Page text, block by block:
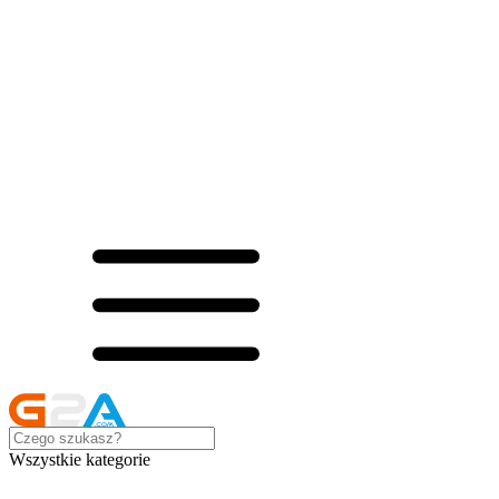
Wszystkie kategorie